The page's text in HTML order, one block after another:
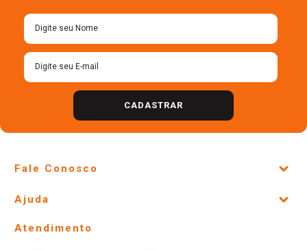
CADASTRAR
Fale Conosco
Lojas Físicas e Horários
Ofertas
Ajuda
Atendimento